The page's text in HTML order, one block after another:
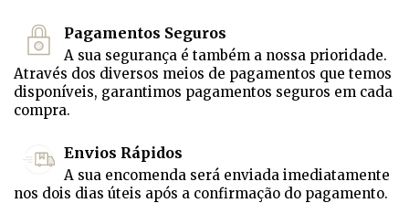
Pagamentos Seguros
A sua segurança é também a nossa prioridade.
Através dos diversos meios de pagamentos que temos
disponíveis, garantimos pagamentos seguros em cada
compra.
Envios Rápidos
A sua encomenda será enviada imediatamente
nos dois dias úteis após a confirmação do pagamento.